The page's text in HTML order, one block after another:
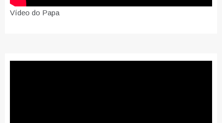
Vídeo do Papa